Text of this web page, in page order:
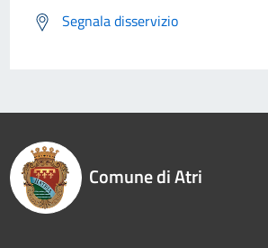
Segnala disservizio
Comune di Atri